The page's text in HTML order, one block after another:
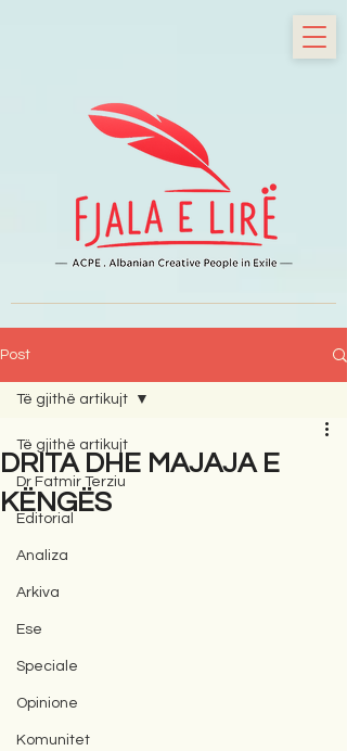
Post
Të gjithë artikujt
Dr Fatmir Terziu
Editorial
Analiza
Arkiva
Ese
Speciale
Opinione
Komunitet
Të gjithë artikujt
DRITA DHE MAJAJA E
KËNGËS